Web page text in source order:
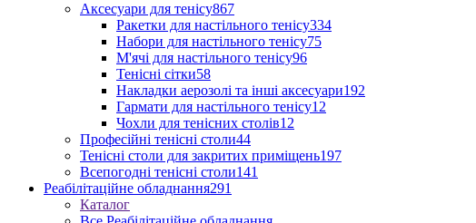
Аксесуари для тенісу867
Ракетки для настільного тенісу334
Набори для настільного тенісу75
М'ячі для настільного тенісу96
Тенісні сітки58
Накладки аерозолі та інші аксесуари192
Гармати для настільного тенісу12
Чохли для тенісних столів12
Професійні тенісні столи44
Тенісні столи для закритих приміщень197
Всепогодні тенісні столи141
Реабілітаційне обладнання291
Каталог